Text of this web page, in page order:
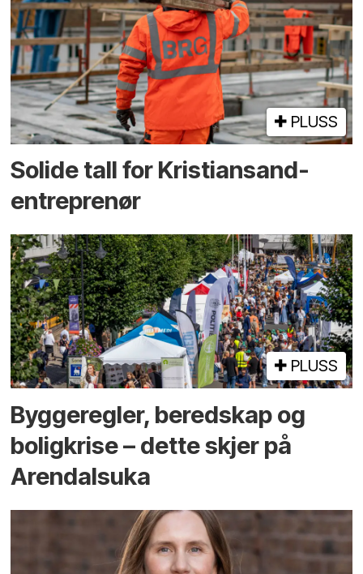
PLUSS
Solide tall for Kristiansand-
entreprenør
PLUSS
Bygge­regler, beredskap og
bolig­krise – dette skjer på
Arendals­uka